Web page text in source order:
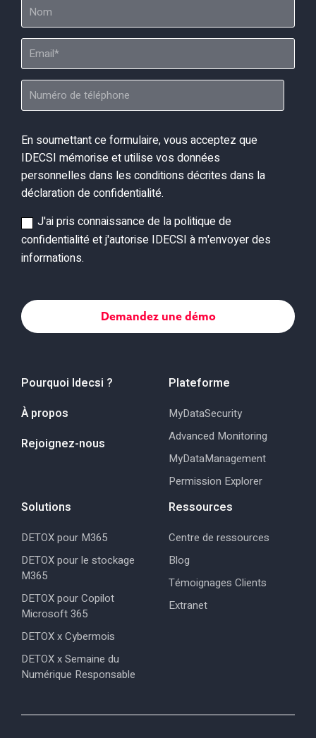
En soumettant ce formulaire, vous acceptez que
IDECSI mémorise et utilise vos données
personnelles dans les conditions décrites dans la
déclaration de confidentialité.
J'ai pris connaissance de la politique de
confidentialité et j'autorise IDECSI à m'envoyer des
informations.
Pourquoi Idecsi ?
À propos
Rejoignez-nous
Solutions
DETOX pour M365
DETOX pour le stockage
M365
DETOX pour Copilot
Microsoft 365
DETOX x Cybermois
DETOX x Semaine du
Numérique Responsable
Plateforme
MyDataSecurity
Advanced Monitoring
MyDataManagement
Permission Explorer
Ressources
Centre de ressources
Blog
Témoignages Clients
Extranet